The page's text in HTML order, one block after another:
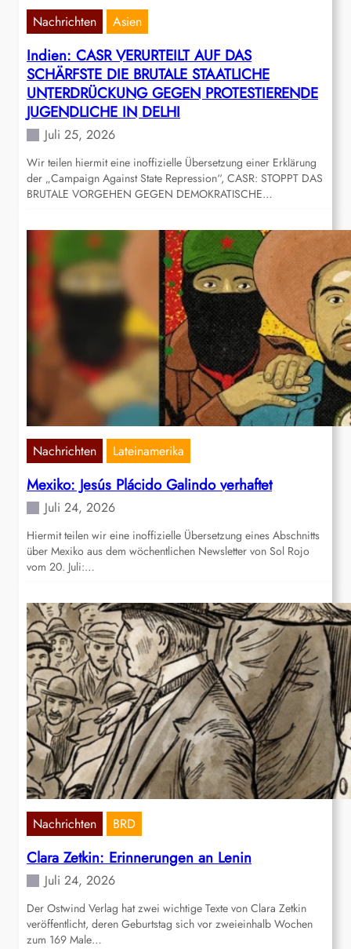
Nachrichten Asien
Indien: CASR VERURTEILT AUF DAS
SCHÄRFSTE DIE BRUTALE STAATLICHE
UNTERDRÜCKUNG GEGEN PROTESTIERENDE
JUGENDLICHE IN DELHI
Juli 25, 2026
Wir teilen hiermit eine inoffizielle Übersetzung einer Erklärung
der „Campaign Against State Repression“, CASR: STOPPT DAS
BRUTALE VORGEHEN GEGEN DEMOKRATISCHE…
Nachrichten Lateinamerika
Mexiko: Jesús Plácido Galindo verhaftet
Juli 24, 2026
Hiermit teilen wir eine inoffizielle Übersetzung eines Abschnitts
über Mexiko aus dem wöchentlichen Newsletter von Sol Rojo
vom 20. Juli:…
Nachrichten BRD
Clara Zetkin: Erinnerungen an Lenin
Juli 24, 2026
Der Ostwind Verlag hat zwei wichtige Texte von Clara Zetkin
veröffentlicht, deren Geburtstag sich vor zweieinhalb Wochen
zum 169 Male…